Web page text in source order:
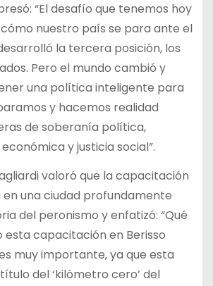
“El desafío que tenemos hoy
nuestro país se para ante el
la tercera posición, los
Pero el mundo cambió y
una política inteligente para
y hacemos realidad
de soberanía política,
y justicia social”.
valoró que la capacitación
una ciudad profundamente
del peronismo y enfatizó: “Qué
esta capacitación en Berisso
muy importante, ya que esta
del ‘kilómetro cero’ del